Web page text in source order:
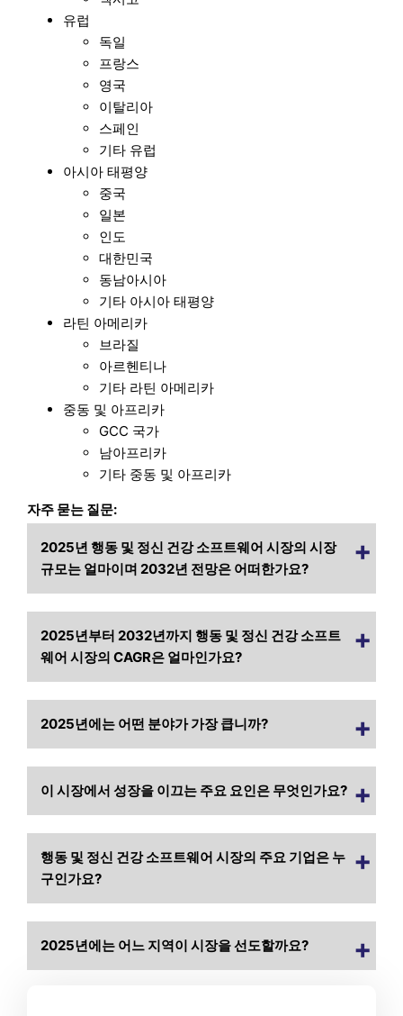
유럽
독일
프랑스
영국
이탈리아
스페인
기타 유럽
아시아 태평양
중국
일본
인도
대한민국
동남아시아
기타 아시아 태평양
라틴 아메리카
브라질
아르헨티나
기타 라틴 아메리카
중동 및 아프리카
GCC 국가
남아프리카
기타 중동 및 아프리카
자주 묻는 질문:
2025년 행동 및 정신 건강 소프트웨어 시장의 시장
규모는 얼마이며 2032년 전망은 어떠한가요?
2025년부터 2032년까지 행동 및 정신 건강 소프트
웨어 시장의 CAGR은 얼마인가요?
2025년에는 어떤 분야가 가장 큽니까?
이 시장에서 성장을 이끄는 주요 요인은 무엇인가요?
행동 및 정신 건강 소프트웨어 시장의 주요 기업은 누
구인가요?
2025년에는 어느 지역이 시장을 선도할까요?